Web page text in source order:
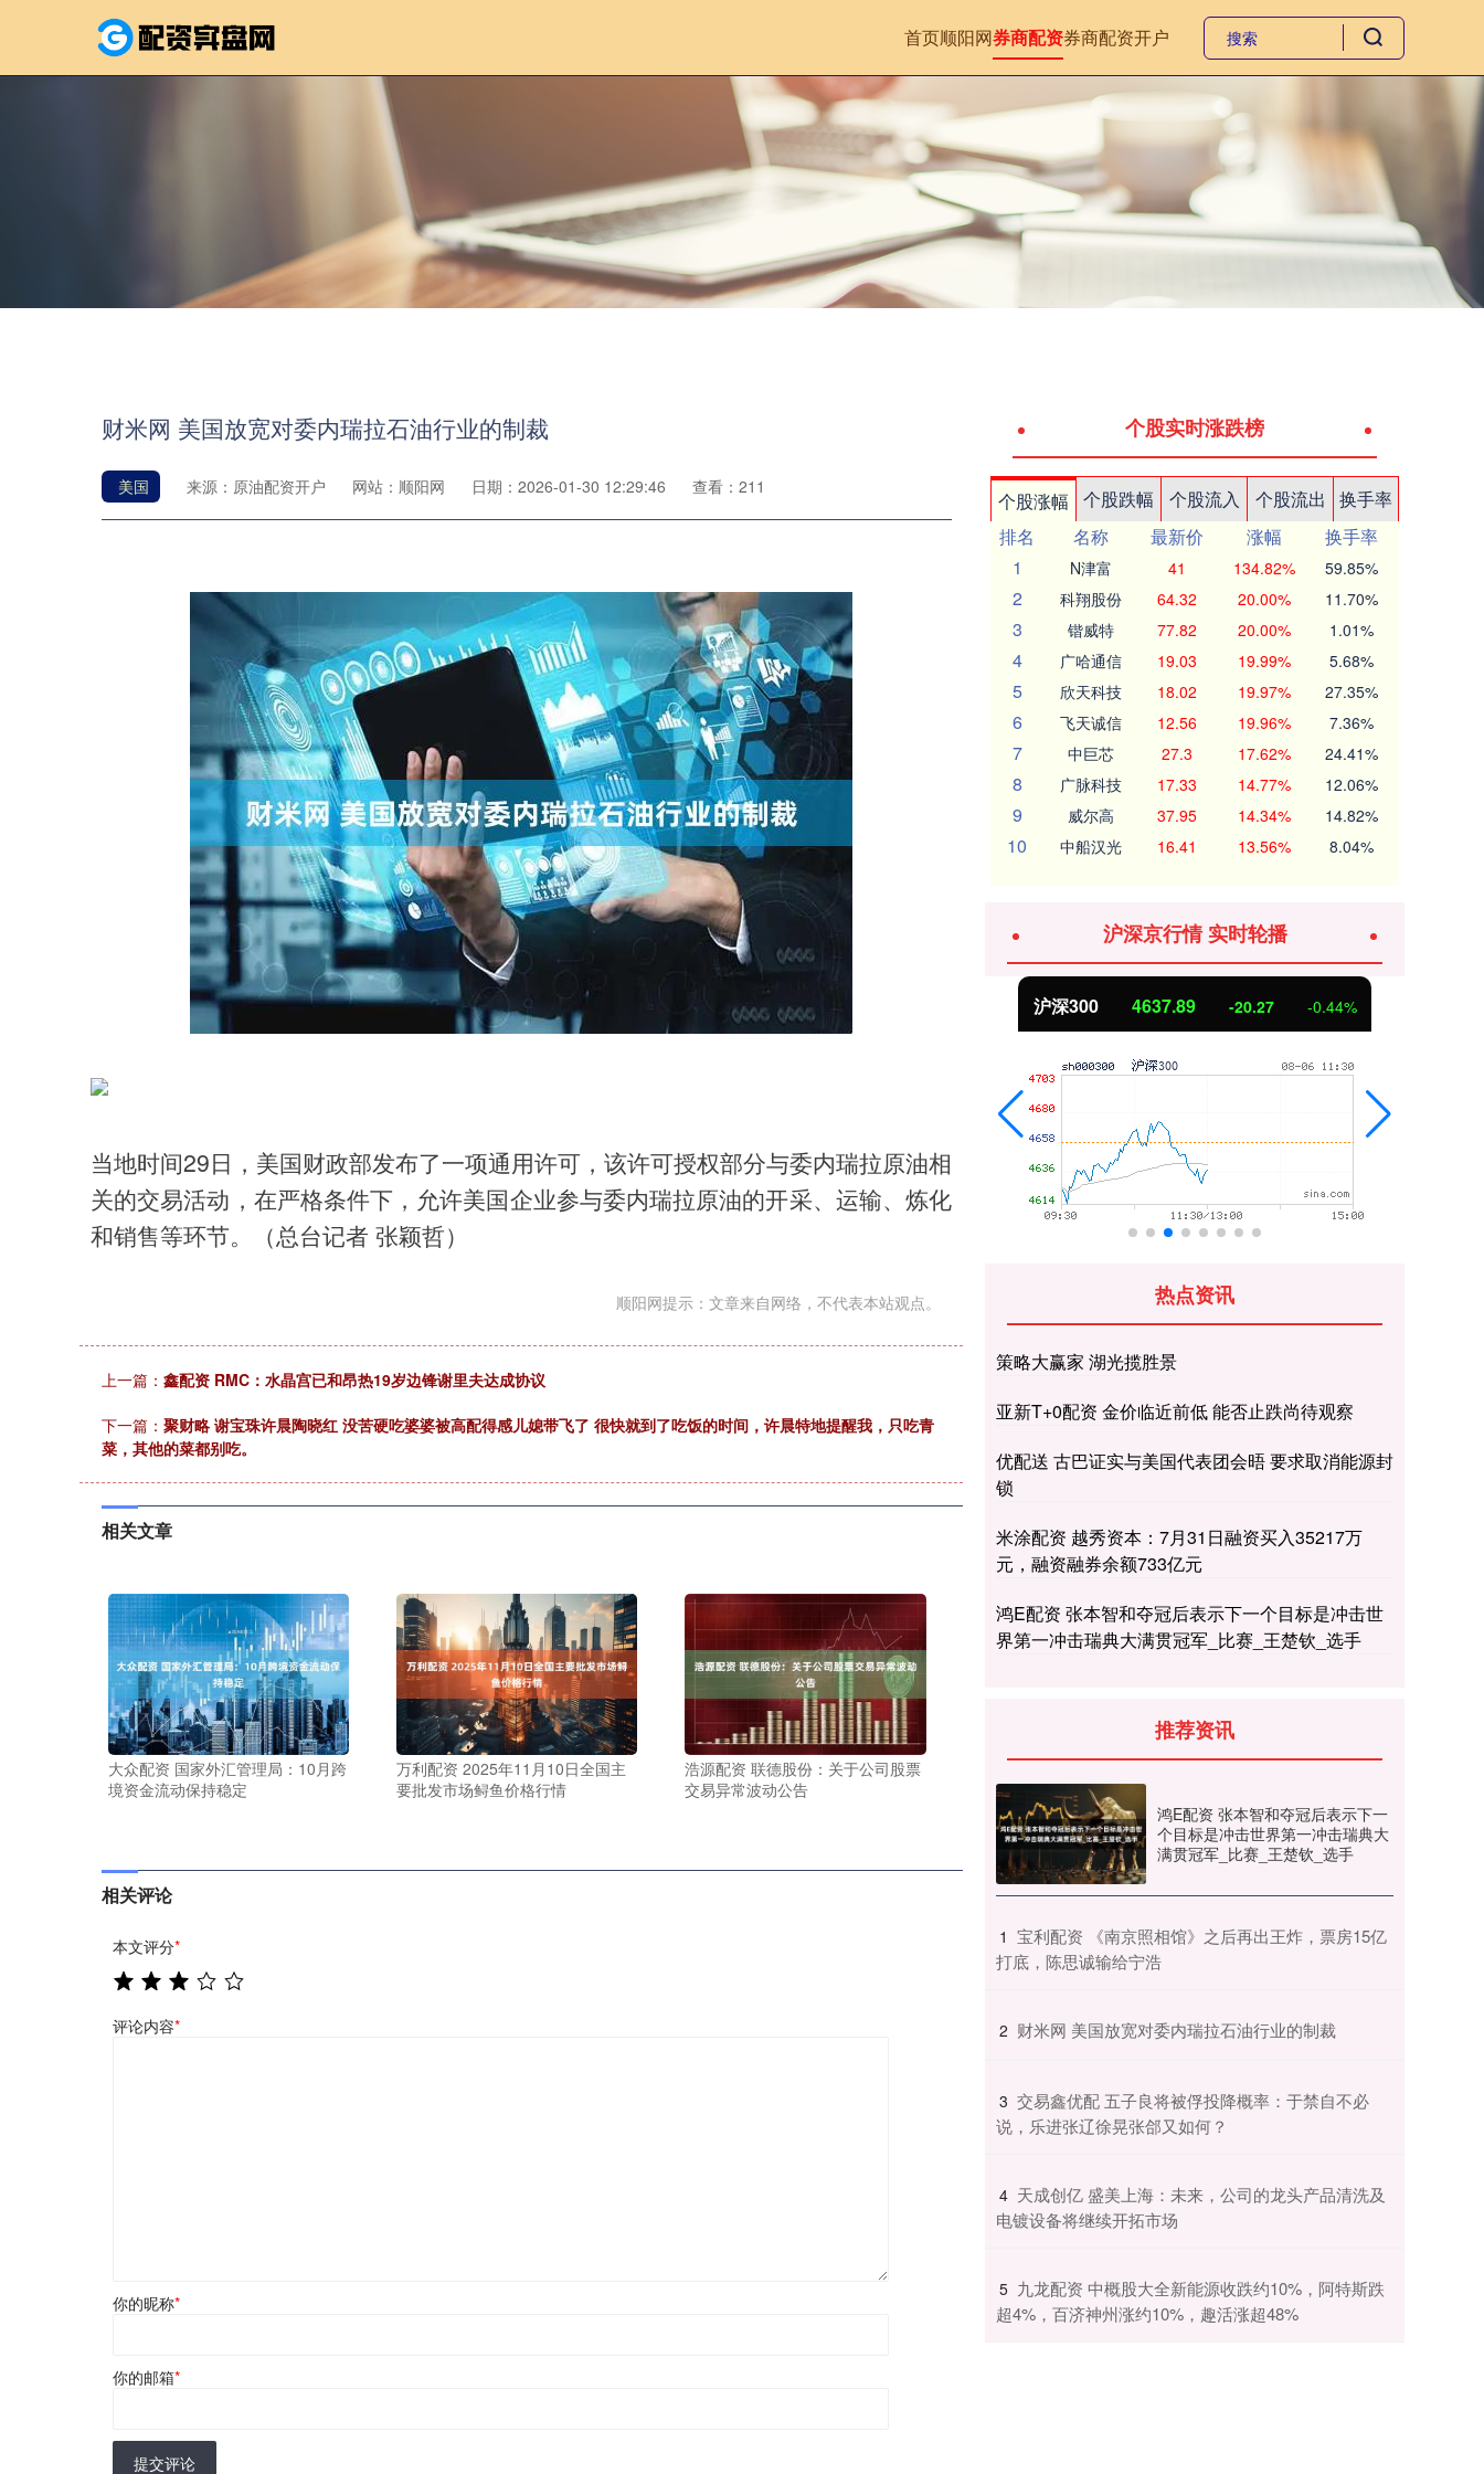
首页顺阳网券商配资券商配资开户
财米网 美国放宽对委内瑞拉石油行业的制裁
美国 来源：原油配资开户 网站：顺阳网 日期：2026-01-30 12:29:46 查看：211
当地时间29日，美国财政部发布了一项通用许可，该许可授权部分与委内瑞拉原油相
关的交易活动，在严格条件下，允许美国企业参与委内瑞拉原油的开采、运输、炼化
和销售等环节。（总台记者 张颖哲）
顺阳网提示：文章来自网络，不代表本站观点。
上一篇： 鑫配资 RMC：水晶宫已和昂热19岁边锋谢里夫达成协议
下一篇： 聚财略 谢宝珠许晨陶晓红 没苦硬吃婆婆被高配得感儿媳带飞了 很快就到了吃饭的时间，许晨特地提醒我，只吃青
菜，其他的菜都别吃。
相关文章
大众配资 国家外汇管理局：10月跨
境资金流动保持稳定
万利配资 2025年11月10日全国主
要批发市场鲟鱼价格行情
浩源配资 联德股份：关于公司股票
交易异常波动公告
相关评论
本文评分*
评论内容*
你的昵称*
你的邮箱*
提交评论
个股实时涨跌榜
个股涨幅 个股跌幅 个股流入 个股流出
换手率
排名
名称 最新价 涨幅
换手率
1
N津富 41 134.82% 59.85%
2 科翔股份 64.32 20.00% 11.70%
3 锴威特 77.82 20.00% 1.01%
4 广哈通信 19.03 19.99% 5.68%
5 欣天科技 18.02 19.97% 27.35%
6 飞天诚信 12.56 19.96% 7.36%
7 中巨芯 27.3 17.62% 24.41%
8 广脉科技 17.33 14.77% 12.06%
9 威尔高 37.95 14.34% 14.82%
10 中船汉光 16.41 13.56% 8.04%
沪深京行情 实时轮播
深证成指 14070.78 -73.43 -0.52% 4637.89 -20.27 北证50 1115.17 -4.29 -0.38%
热点资讯
策略大赢家 湖光揽胜景
亚新T+0配资 金价临近前低 能否止跌尚待观察
优配送 古巴证实与美国代表团会晤 要求取消能源封
锁
米涂配资 越秀资本：7月31日融资买入35217万
元，融资融券余额733亿元
鸿E配资 张本智和夺冠后表示下一个目标是冲击世
界第一冲击瑞典大满贯冠军_比赛_王楚钦_选手
推荐资讯
鸿E配资 张本智和夺冠后表示下一
个目标是冲击世界第一冲击瑞典大
满贯冠军_比赛_王楚钦_选手
1 ​宝利配资 《南京照相馆》之后再出王炸，票房15亿
打底，陈思诚输给宁浩
2 ​财米网 美国放宽对委内瑞拉石油行业的制裁
3 ​交易鑫优配 五子良将被俘投降概率：于禁自不必
说，乐进张辽徐晃张郃又如何？
4 ​天成创亿 盛美上海：未来，公司的龙头产品清洗及
电镀设备将继续开拓市场
5 ​九龙配资 中概股大全新能源收跌约10%，阿特斯跌
超4%，百济神州涨约10%，趣活涨超48%